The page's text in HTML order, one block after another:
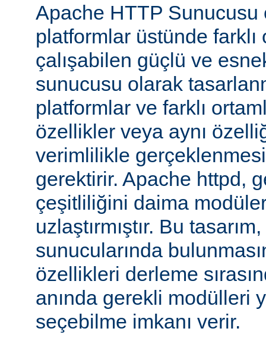
Apache HTTP Sunucusu
platformlar üstünde farklı
çalışabilen güçlü ve
sunucusu olarak
platformlar ve farklı
özellikler veya aynı
verimlilikle
gerektirir. Apache httpd,
çeşitliliğini daima
uzlaştırmıştır. Bu
sunucularında
özellikleri derleme
anında gerekli modülleri
seçebilme imkanı verir.